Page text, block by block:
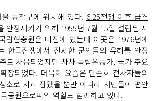
동작구에 위치해 있다. 6.25전쟁 이후 급격
안장시키기 위해 1955년 7월 15일 설립된 시
립현충원은 대전에 있는데 이곳은 1976년에
한국전쟁에서 전사한 군인들의 유해를 안장
로 사용되었지만 차차 독립운동가, 국가 주요
장되었다. 더욱이 요즘은 단순히 전사자들의
소로 자리 잡았을 뿐만 아니라 시민들이 편안
공원으로써의 역할도 함께하고 있다.